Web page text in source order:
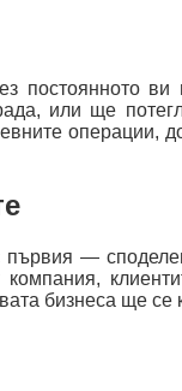
постоянното
или ще
операции,
—
компания,
бизнеса ще